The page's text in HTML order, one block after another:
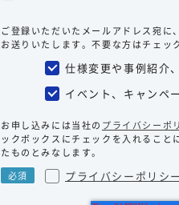
ご登録いただいたメールアドレス宛に
お送りいたします。不要な方はチェッ
仕様変更や事例紹介
イベント、キャンペ
お申し込みには当社の プライバシーポ
ックボックスにチェックを入れること
たものとみなします。
プライバシーポリシー